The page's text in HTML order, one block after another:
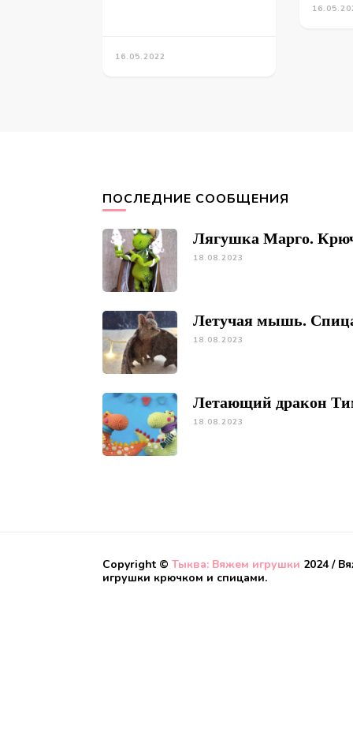
16.05.2022
ПОСЛЕДНИЕ СООБЩЕНИЯ
Лягушка Марго.
18.08.2023
Летучая мышь.
18.08.2023
Летающий дракон
18.08.2023
Copyright © Тыква: Вяжем игрушки 2024 /
игрушки крючком и спицами.